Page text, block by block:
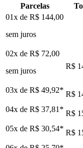
Parcelas
01x de R$ 144,00
sem juros
02x de R$ 72,00
sem juros
R$
03x de R$ 49,92* R$
04x de R$ 37,81 * R$
05x de R$ 30,54* R$